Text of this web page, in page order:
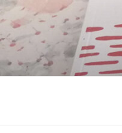
Aller
au
contenu
principal